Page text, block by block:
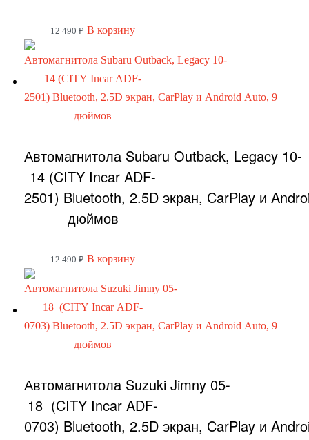
12 490 ₽ В корзину
Автомагнитола Subaru Outback, Legacy 10-
14 (CITY Incar ADF-
2501) Bluetooth, 2.5D экран, CarPlay и
дюймов
12 490 ₽ В корзину
Автомагнитола Suzuki Jimny 05-
18 (CITY Incar ADF-
0703) Bluetooth, 2.5D экран, CarPlay и